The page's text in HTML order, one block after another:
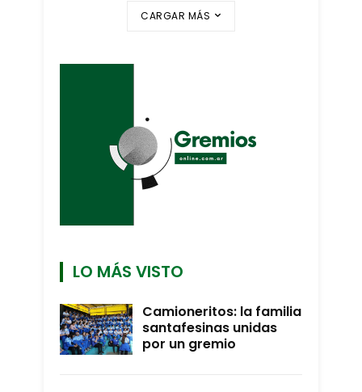
CARGAR MÁS
LO MÁS VISTO
Camioneritos: la familia
santafesinas unidas
por un gremio